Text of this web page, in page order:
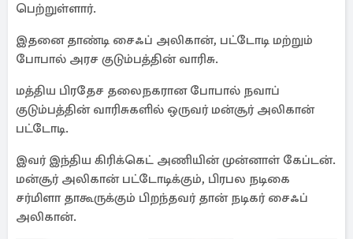
பெற்றுள்ளார்.
இதனை தாண்டி சைஃப் அலிகான், பட்டோடி மற்றும்
போபால் அரச குடும்பத்தின் வாரிசு.
மத்திய பிரதேச தலைநகரான போபால் நவாப்
குடும்பத்தின் வாரிசுகளில் ஒருவர் மன்சூர் அலிகான்
பட்டோடி.
இவர் இந்திய கிரிக்கெட் அணியின் முன்னாள் கேப்டன்.
மன்சூர் அலிகான் பட்டோடிக்கும், பிரபல நடிகை
சர்மிளா தாகூருக்கும் பிறந்தவர் தான் நடிகர் சைஃப்
அலிகான்.